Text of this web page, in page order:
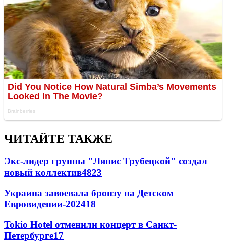
ЧИТАЙТЕ ТАКЖЕ
Экс-лидер группы "Ляпис Трубецкой" создал
новый коллектив4823
Украина завоевала бронзу на Детском
Евровидении-202418
Tokio Hotel отменили концерт в Санкт-
Петербурге17